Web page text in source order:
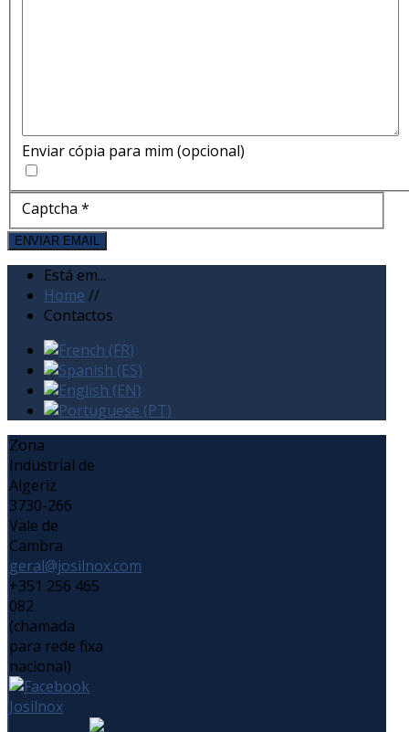
Enviar cópia para mim (opcional)
Captcha *
ENVIAR EMAIL
Está em...
Home //
Contactos
Zona
Industrial de
Algeriz
3730-266
Vale de
Cambra
geral@josilnox.com
+351 256 465
082
(chamada
para rede fixa
nacional)